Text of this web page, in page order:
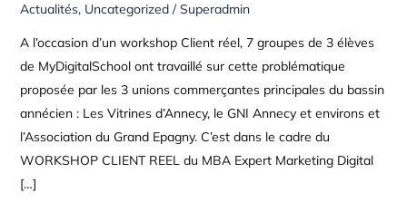
Actualités, Uncategorized/Superadmin
A l’occasion d’un workshop Client réel, 7 groupes de 3 élèves
de MyDigitalSchool ont travaillé sur cette problématique
proposée par les 3 unions commerçantes principales du bassin
annécien : Les Vitrines d’Annecy, le GNI Annecy et environs et
l’Association du Grand Epagny. C’est dans le cadre du
WORKSHOP CLIENT REEL du MBA Expert Marketing Digital
[…]